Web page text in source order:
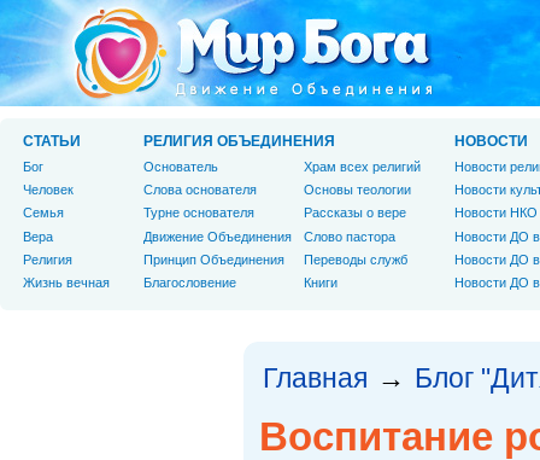
Главная → Блог
Воспитание
СТАТЬИ
Бог
Человек
Cемья
Вера
Религия
Жизнь вечная
РЕЛИГИЯ ОБЪЕДИНЕНИЯ
Основатель
Слова основателя
Турне основателя
Движение Объединения
Принцип Объединения
Благословение
Храм всех религий
Основы теологии
Рассказы о вере
Слово пастора
Переводы служб
Книги
НОВОСТИ
Новости
Новости
Новости НКО
Новости ДО
Новости ДО
Новости ДО